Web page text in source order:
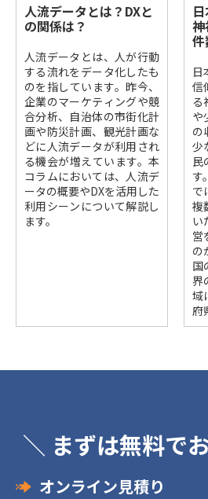
人流データとは？DXと
の関係は？
人流データとは、人が行動
する流れをデータ化したも
のを指しています。昨今、
企業のマーケティングや競
合分析、自治体の市街化計
画や防災計画、観光計画な
どに人流データが利用され
る機会が増えています。本
コラムにおいては、人流デ
ータの概要やDXを活用した
利用シーンについて解説し
ます。
日
信
る
や
の
少
民
す
で
複
い
営
の
国
界
域
府
＼ まずは無料で
オンライン見積り